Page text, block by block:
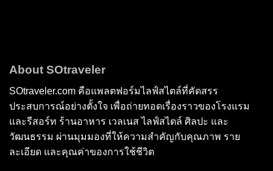
About SOtraveler
SOtraveler.com คือแพลตฟอร์มไลฟ์สไตล์ที่คัดสรร
ประสบการณ์อย่างตั้งใจ เพื่อถ่ายทอดเรื่องราวของโรงแรม
และรีสอร์ท ร้านอาหาร เวลเนส ไลฟ์สไตล์ ศิลปะ และ
วัฒนธรรม ผ่านมุมมองที่ให้ความสำคัญกับคุณภาพ ราย
ละเอียด และคุณค่าของการใช้ชีวิต